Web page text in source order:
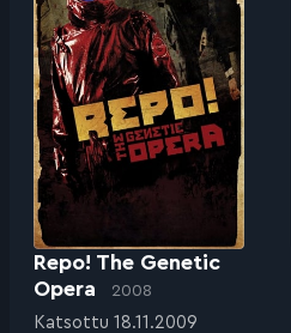
Repo! The Genetic
Opera
2008
Katsottu 18.11.2009